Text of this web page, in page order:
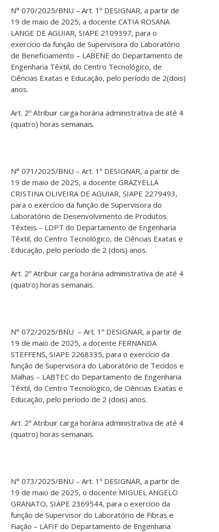
N° 070/2025/BNU – Art. 1º DESIGNAR, a partir de
19 de maio de 2025, a docente CATIA ROSANA
LANGE DE AGUIAR, SIAPE 2109397, para o
exercício da função de Supervisora do Laboratório
de Beneficiamento – LABENE do Departamento de
Engenharia Têxtil, do Centro Tecnológico, de
Ciências Exatas e Educação, pelo período de 2(dois)
anos.
Art. 2º Atribuir carga horária administrativa de até 4
(quatro) horas semanais.
N° 071/2025/BNU – Art. 1º DESIGNAR, a partir de
19 de maio de 2025, a docente GRAZYELLA
CRISTINA OLIVEIRA DE AGUIAR, SIAPE 2279493,
para o exercício da função de Supervisora do
Laboratório de Desenvolvimento de Produtos
Têxteis – LDPT do Departamento de Engenharia
Têxtil, do Centro Tecnológico, de Ciências Exatas e
Educação, pelo período de 2 (dois) anos.
Art. 2º Atribuir carga horária administrativa de até 4
(quatro) horas semanais.
N° 072/2025/BNU – Art. 1º DESIGNAR, a partir de
19 de maio de 2025, a docente FERNANDA
STEFFENS, SIAPE 2268335, para o exercício da
função de Supervisora do Laboratório de Tecidos e
Malhas – LABTEC do Departamento de Engenharia
Têxtil, do Centro Tecnológico, de Ciências Exatas e
Educação, pelo período de 2 (dois) anos.
Art. 2º Atribuir carga horária administrativa de até 4
(quatro) horas semanais.
N° 073/2025/BNU – Art. 1º DESIGNAR, a partir de
19 de maio de 2025, o docente MIGUEL ANGELO
GRANATO, SIAPE 2369544, para o exercício da
função de Supervisor do Laboratório de Fibras e
Fiação – LAFIF do Departamento de Engenharia